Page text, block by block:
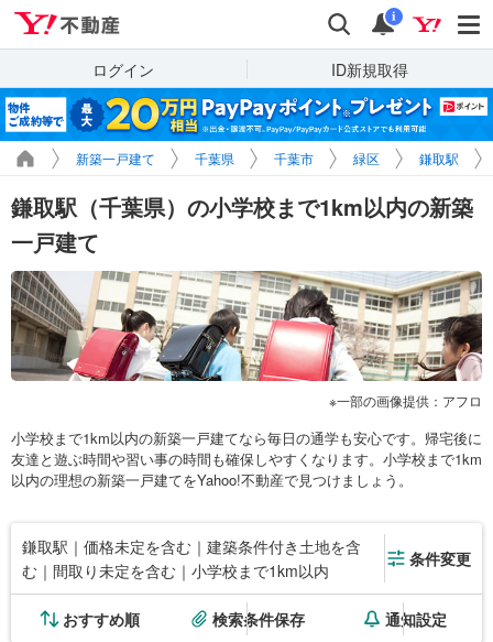
検索 通知
i
ログイン ID新規取得
新築一戸建て 千葉県 千葉市 緑区 鎌取駅
鎌取駅（千葉県）の小学校まで1km以内の新築
一戸建て
一部の画像提供：アフロ
小学校まで1km以内の新築一戸建てなら毎日の通学も安心です。帰宅後に
友達と遊ぶ時間や習い事の時間も確保しやすくなります。小学校まで1km
以内の理想の新築一戸建てをYahoo!不動産で見つけましょう。
鎌取駅｜価格未定を含む｜建築条件付き土地を含
む｜間取り未定を含む｜小学校まで1km以内
条件変更
おすすめ順 検索条件保存 通知設定